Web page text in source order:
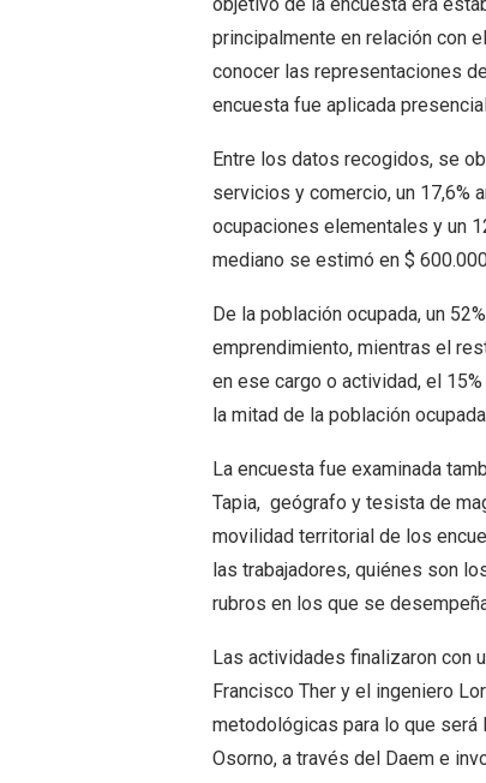
principalmente en relación con
conocer las representaciones
encuesta fue aplicada
Entre los datos recogidos, se
servicios y comercio, un 17,6%
ocupaciones elementales y un
mediano se estimó en $
De la población ocupada, un
emprendimiento, mientras el
en ese cargo o actividad, el
la mitad de la población
La encuesta fue examinada
Tapia, geógrafo y tesista de
movilidad territorial de los
las trabajadores, quiénes son
rubros en los que se
Las actividades finalizaron con
Francisco Ther y el ingeniero
metodológicas para lo que será
Osorno, a través del Daem e